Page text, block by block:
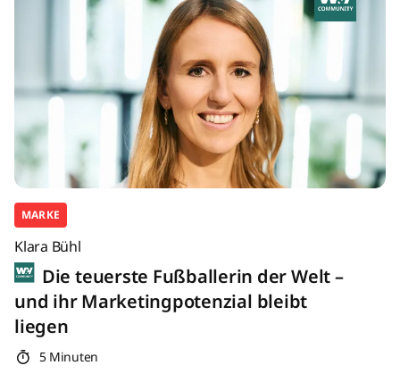
MARKE
Klara Bühl
Die teuerste Fußballerin der Welt –
und ihr Marketingpotenzial bleibt
liegen
5 Minuten